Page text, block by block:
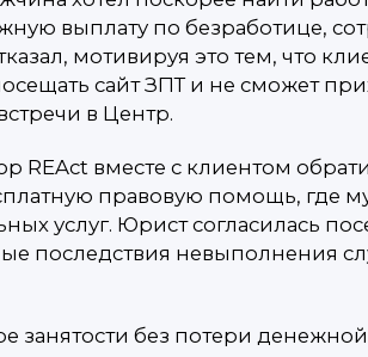
выплату по безработице,
мотивируя это тем, что
сайт ЗПТ и не сможет
в Центр.
REAct вместе с клиентом
правовую помощь, где
услуг. Юрист согласилась
последствия невыполнения
занятости без потери